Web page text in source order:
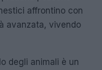
affrontino con
avanzata, vivendo
degli animali è un